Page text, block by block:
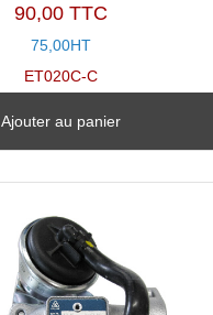
90,00 TTC
75,00HT
ET020C-C
Ajouter au panier